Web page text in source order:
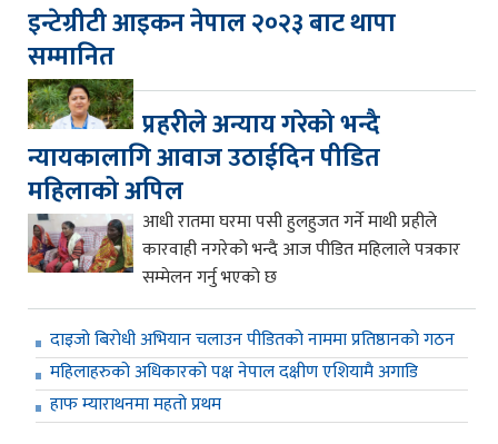
इन्टेग्रीटी आइकन नेपाल २०२३ बाट थापा
सम्मानित
प्रहरीले अन्याय गरेको भन्दै
न्यायकालागि आवाज उठाईदिन पीडित
महिलाको अपिल
आधी रातमा घरमा पसी हुलहुजत गर्ने माथी प्रहीले
कारवाही नगरेको भन्दै आज पीडित महिलाले पत्रकार
सम्मेलन गर्नु भएको छ
दाइजो बिरोधी अभियान चलाउन पीडितको नाममा प्रतिष्ठानको गठन
महिलाहरुको अधिकारको पक्ष नेपाल दक्षीण एशियामै अगाडि
हाफ म्याराथनमा महतो प्रथम